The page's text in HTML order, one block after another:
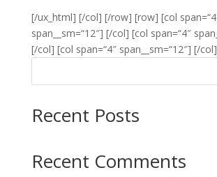
[/ux_html] [/col] [/row] [row] [col
span__sm=“12″] [/col] [col span=“4″
[/col] [col span=“4″ span__sm=“12″] [/
Recent Posts
Recent Comments